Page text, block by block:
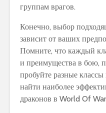
группам врагов.
Конечно, выбор
зависит от ваших
Помните, что каждый
и преимущества в бою,
пробуйте разные
найти наиболее
драконов в World Of